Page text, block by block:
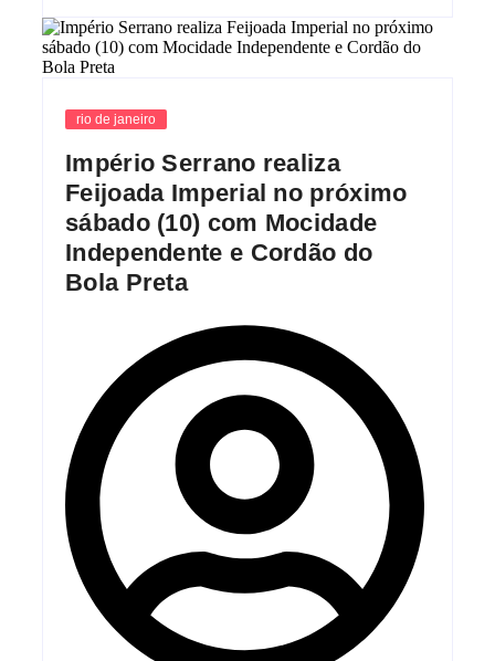
rio de janeiro
Império Serrano realiza
Feijoada Imperial no próximo
sábado (10) com Mocidade
Independente e Cordão do
Bola Preta